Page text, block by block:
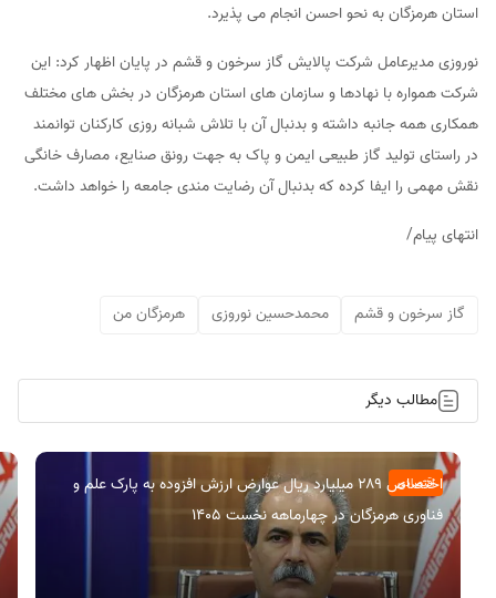
استان هرمزگان به نحو احسن انجام می پذیرد.
نوروزی مدیرعامل شرکت پالایش گاز سرخون و قشم در پایان اظهار کرد: این
شرکت همواره با نهادها و سازمان های استان هرمزگان در بخش های مختلف
همکاری همه جانبه داشته و بدنبال آن با تلاش شبانه روزی کارکنان توانمند
در راستای تولید گاز طبیعی ایمن و پاک به جهت رونق صنایع، مصارف خانگی
نقش مهمی را ایفا کرده که بدنبال آن رضایت مندی جامعه را خواهد داشت.
انتهای پیام/
گاز سرخون و قشم محمدحسین نوروزی هرمزگان من
مطالب دیگر
اقتصادی
اختصاص ۲۸۹ میلیارد ریال عوارض ارزش افزوده به پارک علم و
فناوری هرمزگان در چهارماهه نخست ۱۴۰۵